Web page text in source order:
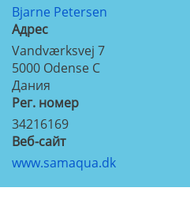
Bjarne Petersen
Aдрес
Vandværksvej 7
5000 Odense C
Дания
Рег. номер
34216169
Веб-сайт
www.samaqua.dk